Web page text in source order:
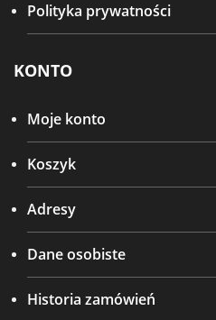
Polityka prywatności
KONTO
Moje konto
Koszyk
Adresy
Dane osobiste
Historia zamówień